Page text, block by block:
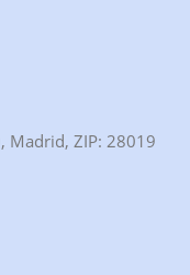
Madrid, ZIP: 28019